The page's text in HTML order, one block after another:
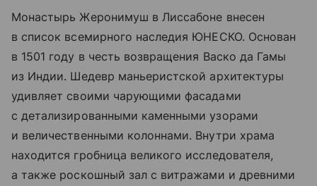
Монастырь Жеронимуш в Лиссабоне внесен
в список всемирного наследия ЮНЕСКО. Основан
в 1501 году в честь возвращения Васко да Гамы
из Индии. Шедевр маньеристской архитектуры
удивляет своими чарующими фасадами
с детализированными каменными узорами
и величественными колоннами. Внутри храма
находится гробница великого исследователя,
а также роскошный зал с витражами и древними